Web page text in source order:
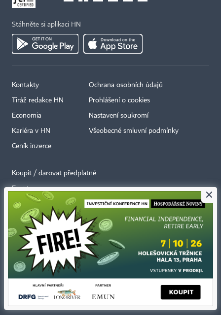
Stáhněte si aplikaci HN
Kontakty
Tiráž redakce HN
Economia
Kariéra v HN
Ceník inzerce
Ochrana osobních údajů
Prohlášení o cookies
Nastavení soukromí
Všeobecné smluvní podmínky
Koupit / darovat předplatné
Eventy
Newslettery
RSS kanály
Autorská práva vykonává vydavatel. Bez písemného svolení vydavatele je
zakázáno jakékoli užití částí nebo celku díla, zejména rozmnožování a šíření
jakýmkoli způsobem, mechanickým nebo elektronickým, v českém nebo
jiném jazyce. Bez souhlasu vydavatele je zakázáno též rozmnožování
obsahu pro účely automatizované analýzy textů nebo dat
podle ustanovení § 39c autorského zákona.
×